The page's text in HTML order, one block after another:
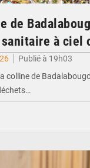
de
sanitaire à ciel
Publié à 19h03
colline de